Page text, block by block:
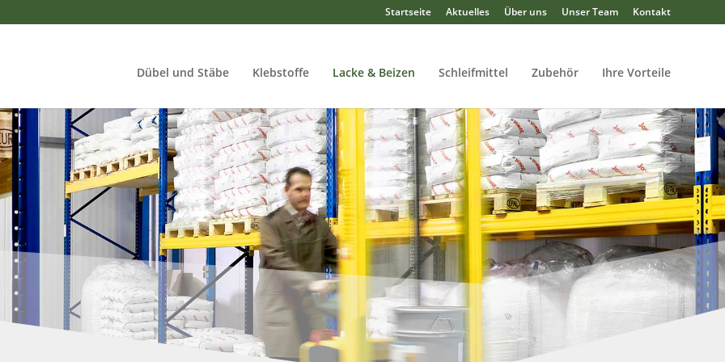
Startseite Aktuelles Über uns Unser Team Kontakt
Dübel und Stäbe Klebstoffe Lacke & Beizen Schleifmittel Zubehör Ihre Vorteile